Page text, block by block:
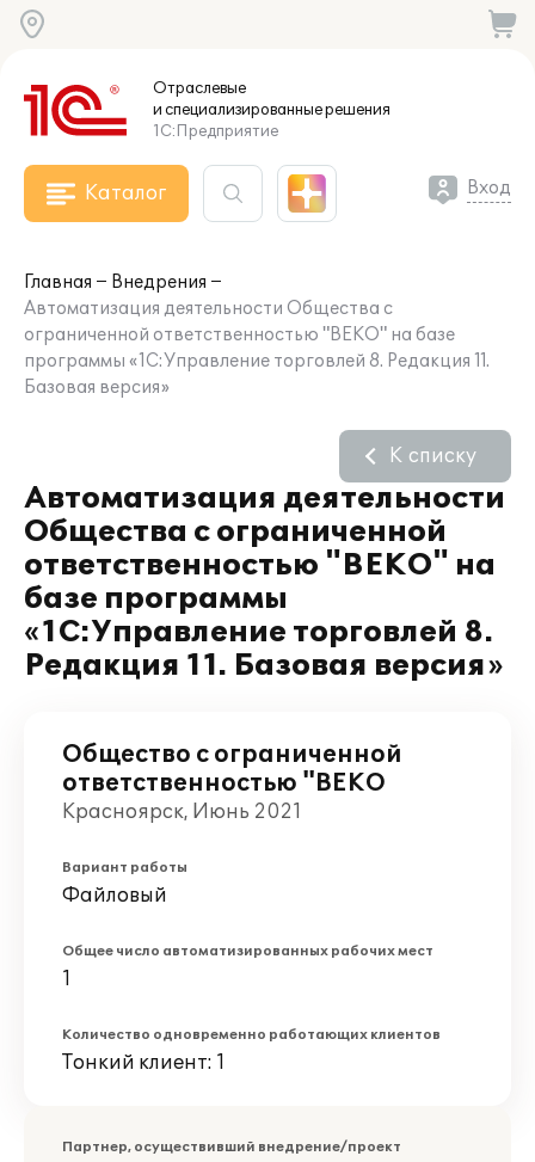
Отраслевые
и специализированныерешения
1С:Предприятие
Каталог Вход
Главная
Внедрения
Автоматизация деятельности Общества с
ограниченной ответственностью "ВЕКО" на базе
программы «1С:Управление торговлей 8. Редакция 11.
Базовая версия»
Автоматизация деятельности
Общества с ограниченной
ответственностью "ВЕКО" на
базе программы
«1С:Управление торговлей 8.
Редакция 11. Базовая версия»
К списку
Общество с ограниченной
ответственностью "ВЕКО
Красноярск, Июнь 2021
Вариант работы
Файловый
Общее число автоматизированных рабочих мест
1
Количество одновременно работающих клиентов
Тонкий клиент: 1
Партнер, осуществивший внедрение/проект